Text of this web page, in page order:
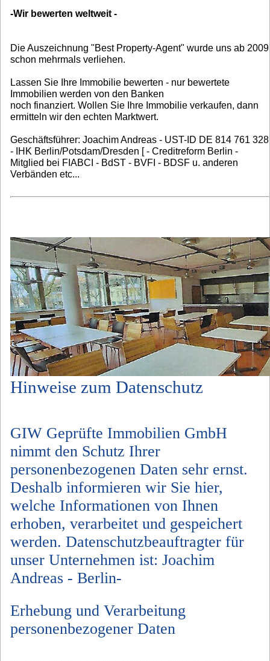
-Wir bewerten weltweit -
Die Auszeichnung "Best Property-Agent" wurde uns ab 2009
schon mehrmals verliehen.
Lassen Sie Ihre Immobilie bewerten - nur bewertete
Immobilien werden von den Banken
noch finanziert. Wollen Sie Ihre Immobilie verkaufen, dann
ermitteln wir den echten Marktwert.
Geschäftsführer: Joachim Andreas - UST-ID DE 814 761 328
- IHK Berlin/Potsdam/Dresden [ - Creditreform Berlin -
Mitglied bei FIABCI - BdST - BVFI - BDSF u. anderen
Verbänden etc...
Hinweise zum Datenschutz
GIW Geprüfte Immobilien GmbH
nimmt den Schutz Ihrer
personenbezogenen Daten sehr ernst.
Deshalb informieren wir Sie hier,
welche Informationen von Ihnen
erhoben, verarbeitet und gespeichert
werden. Datenschutzbeauftragter für
unser Unternehmen ist: Joachim
Andreas - Berlin-
Erhebung und Verarbeitung
personenbezogener Daten